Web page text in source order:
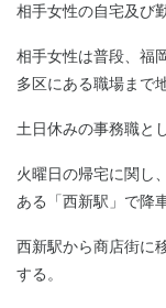
相手女性の自宅及び
相手女性は普段、福
多区にある職場まで
土日休みの事務職と
火曜日の帰宅に関し
ある「西新駅」で降
西新駅から商店街に
する。